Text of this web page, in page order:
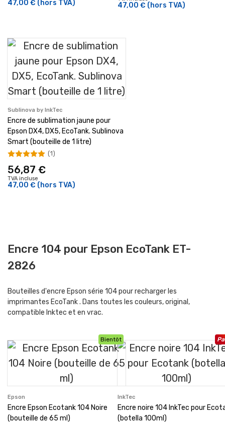
47,00 € (hors TVA) 47,00 € (hors TVA)
Sublinova by InkTec
Encre de sublimation jaune pour
Epson DX4, DX5, EcoTank. Sublinova
Smart (bouteille de 1 litre)
56,87 €
TVA incluse
47,00 € (hors TVA)
(1)
Encre 104 pour Epson EcoTank ET-
2826
Bouteilles d'encre Epson série 104 pour recharger les
imprimantes EcoTank . Dans toutes les couleurs, original,
compatible Inktec et en vrac.
Bientôt
Epson
Encre Epson Ecotank 104 Noire
(bouteille de 65 ml)
InkTec
Encre noire 104 InkTec pour
(botella 100ml)